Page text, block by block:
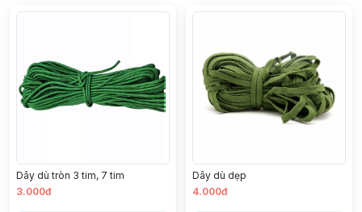
Dây dù tròn 3 tim, 7 tim
3.000đ
Dây dù dẹp
4.000đ